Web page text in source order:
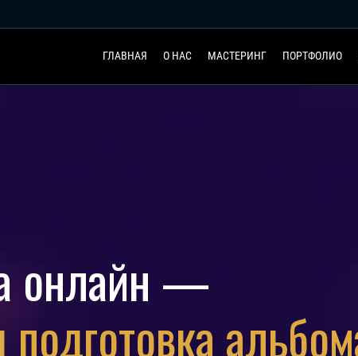
ГЛАВНАЯ О НАС МАСТЕРИНГ ПОРТФОЛИО
онлайн —